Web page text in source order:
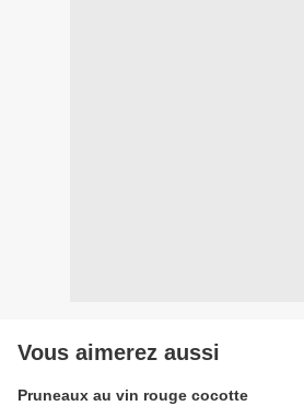
Vous aimerez aussi
Pruneaux au vin rouge cocotte